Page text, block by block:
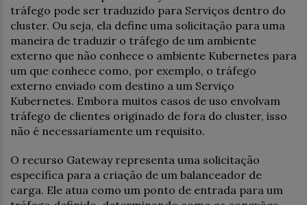
tráfego pode ser traduzido para Serviços dentro do
cluster. Ou seja, ela define uma solicitação para uma
maneira de traduzir o tráfego de um ambiente
externo que não conhece o ambiente Kubernetes para
um que conhece como, por exemplo, o tráfego
externo enviado com destino a um Serviço
Kubernetes. Embora muitos casos de uso envolvam
tráfego de clientes originado de fora do cluster, isso
não é necessariamente um requisito.
O recurso Gateway representa uma solicitação
específica para a criação de um balanceador de
carga. Ele atua como um ponto de entrada para um